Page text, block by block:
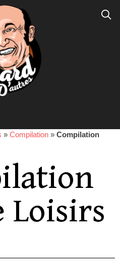
» Compilation » Compilation
Loisirs